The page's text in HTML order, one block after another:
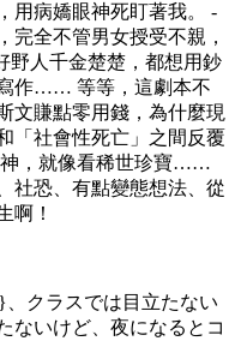
用病嬌眼神死盯著我。 -
完全不管男女授受不親，
野人千金楚楚，都想用鈔
作…… 等等，這劇本不
文賺點零用錢，為什麼現
「社會性死亡」之間反覆
神，就像看稀世珍寶……
社恐、有點變態想法、從
啊！
クラスでは目立たない
ないけど、夜になるとコ